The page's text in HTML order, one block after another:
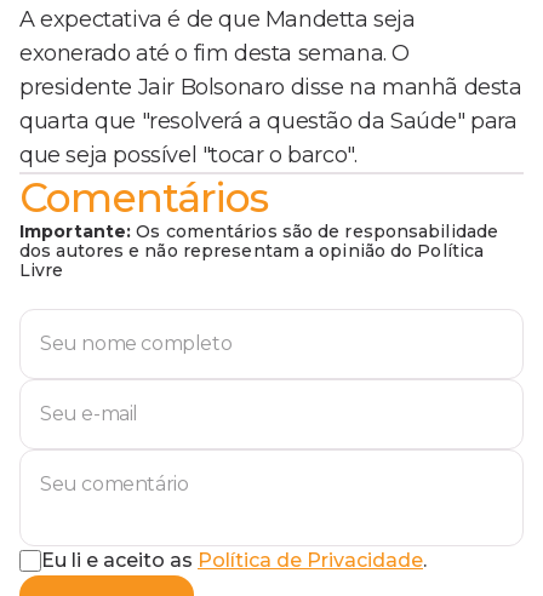
A expectativa é de que Mandetta seja
exonerado até o fim desta semana. O
presidente Jair Bolsonaro disse na manhã desta
quarta que "resolverá a questão da Saúde" para
que seja possível "tocar o barco".
Comentários
Importante: Os comentários são de responsabilidade
dos autores e não representam a opinião do Política
Livre
Eu li e aceito as Política de Privacidade.